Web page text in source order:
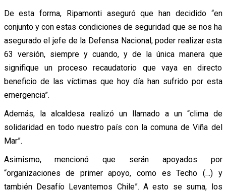
De esta forma, Ripamonti aseguró que han decidido “en
conjunto y con estas condiciones de seguridad que se nos ha
asegurado el jefe de la Defensa Nacional, poder realizar esta
63 versión, siempre y cuando, y de la única manera que
signifique un proceso recaudatorio que vaya en directo
beneficio de las víctimas que hoy día han sufrido por esta
emergencia”.
Además, la alcaldesa realizó un llamado a un “clima de
solidaridad en todo nuestro país con la comuna de Viña del
Mar”.
Asimismo, mencionó que serán apoyados por
“organizaciones de primer apoyo, como es Techo (…) y
también Desafío Levantemos Chile”. A esto se suma, los